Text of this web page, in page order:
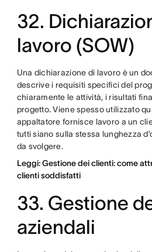
32.
lavoro (SOW)
Una dichiarazione di lavoro è un
descrive i requisiti specifici del
chiaramente le attività, i risultati
progetto. Viene spesso utilizzato
appaltatore fornisce lavoro a un
tutti siano sulla stessa lunghezza
da svolgere.
Leggi: Gestione dei clienti: come
clienti soddisfatti
33. Gestione
aziendali